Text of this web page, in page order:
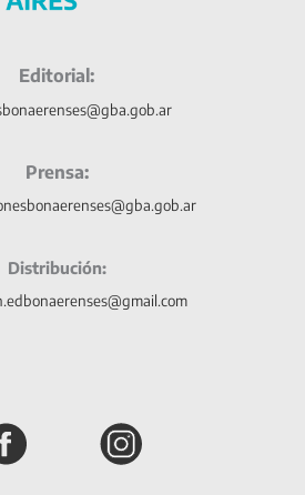
Editorial:
Prensa:
Distribución: